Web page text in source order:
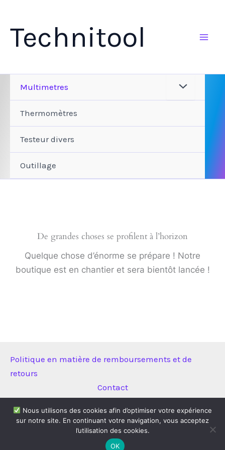
contenu
Technitool
Multimetres
Thermomètres
Testeur divers
Outillage
De grandes choses se profilent à l’horizon
Quelque chose d’énorme se prépare ! Notre
boutique est en chantier et sera bientôt lancée !
Politique en matière de remboursements et de
retours
Contact
Copyright © 2026 Technitool | Propulsé parThème WordPress
Astra
Nous utilisons des cookies afin d’optimiser votre expérience
sur notre site. En continuant votre navigation, vous acceptez
l’utilisation des cookies.
OK